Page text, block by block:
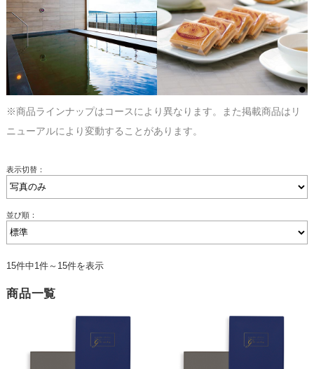
※商品ラインナップはコースにより異なります。また掲載商品はリ
ニューアルにより変動することがあります。
表示切替：
並び順：
15件中1件～15件を表示
商品一覧